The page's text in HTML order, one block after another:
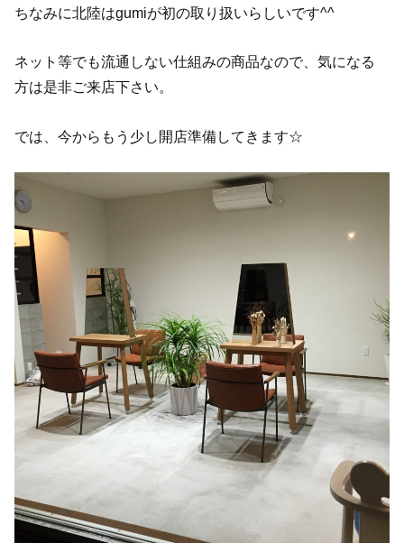
ちなみに北陸はgumiが初の取り扱いらしいです^^
ネット等でも流通しない仕組みの商品なので、気になる
方は是非ご来店下さい。
では、今からもう少し開店準備してきます☆